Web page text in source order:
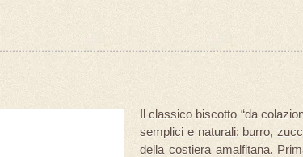
Il classico biscotto “da
semplici e naturali: burro,
della costiera amalfitana.